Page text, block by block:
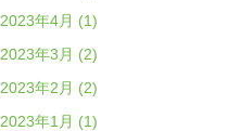
2023年4月 (1)
2023年3月 (2)
2023年2月 (2)
2023年1月 (1)